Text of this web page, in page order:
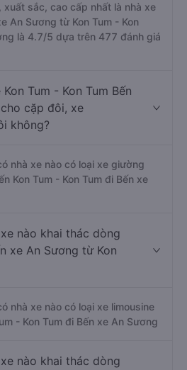
sắc, cao cấp nhất là nhà xe
An Sương từ Kon Tum - Kon
là 4.7/5 dựa trên 477 đánh giá
Tum - Kon Tum Bến
cặp đôi, xe
không?
nhà xe nào có loại xe giường
Kon Tum - Kon Tum đi Bến xe
nào khai thác dòng
xe An Sương từ Kon
nhà xe nào có loại xe limousine
- Kon Tum đi Bến xe An Sương
nào khai thác dòng